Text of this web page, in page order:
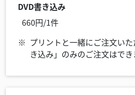
DVD書き込み
660円/1件
プリントと一緒にご注文い
き込み」のみのご注文はでき